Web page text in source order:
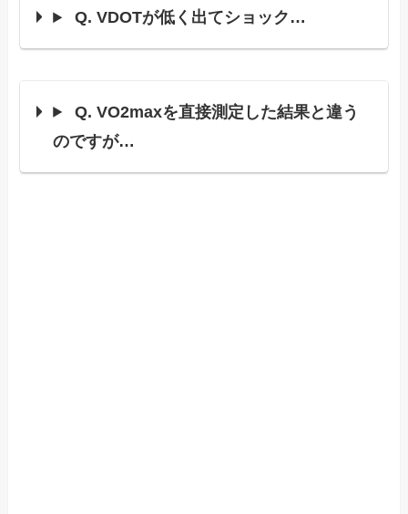
Q. VDOTが低く出てショック…
Q. VO2maxを直接測定した結果と違う
のですが…